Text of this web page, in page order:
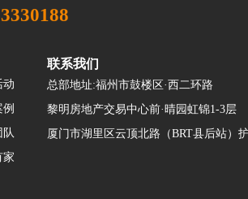
动
队
家
联系我们
总部地址:福州市鼓楼区·西二环路
黎明房地产交易中心前·晴园虹锦1-3层
厦门市湖里区云顶北路（BRT县后站）